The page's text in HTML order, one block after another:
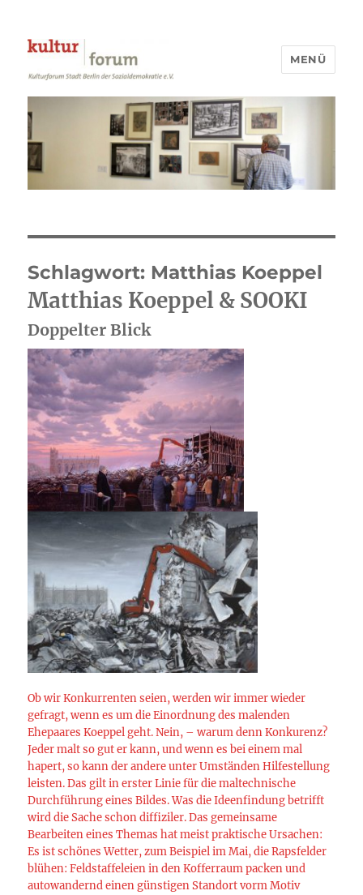
Kulturforum Stadt Berlin
MENÜ
Schlagwort: Matthias Koeppel
Matthias Koeppel & SOOKI
Doppelter Blick
Ob wir Konkurrenten seien, werden wir immer wieder
gefragt, wenn es um die Einordnung des malenden
Ehepaares Koeppel geht. Nein, – warum denn Konkurenz?
Jeder malt so gut er kann, und wenn es bei einem mal
hapert, so kann der andere unter Umständen Hilfestellung
leisten. Das gilt in erster Linie für die maltechnische
Durchführung eines Bildes. Was die Ideenfindung betrifft
wird die Sache schon diffiziler. Das gemeinsame
Bearbeiten eines Themas hat meist praktische Ursachen:
Es ist schönes Wetter, zum Beispiel im Mai, die Rapsfelder
blühen: Feldstaffeleien in den Kofferraum packen und
autowandernd einen günstigen Standort vorm Motiv